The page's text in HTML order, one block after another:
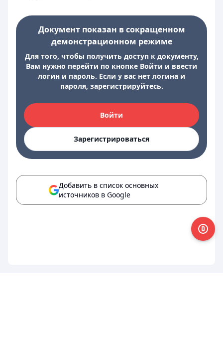
Документ показан в сокращенном
демонстрационном режиме
Для того, чтобы получить доступ к документу,
Вам нужно перейти по кнопке Войти и ввести
логин и пароль. Если у вас нет логина и
пароля, зарегистрируйтесь.
Войти
Зарегистрироваться
Добавить в список основных
источников в Google